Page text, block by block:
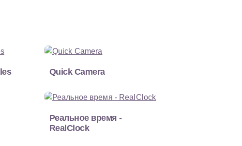
Quick Camera
Реальное время -
RealClock